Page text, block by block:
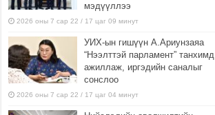
мэдүүллээ
2026 оны 7 сар 22 / 17 цаг 09 минут
УИХ-ын гишүүн А.Ариунзаяа
“Нээлттэй парламент” танхимд
ажиллаж, иргэдийн саналыг
сонслоо
2026 оны 7 сар 22 / 17 цаг 04 минут